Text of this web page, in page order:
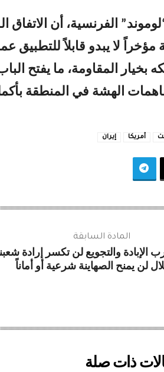
الفرنسية، أن الاتفاق
لا يبدو قابلاً للتطبيق
المقاومة، ما يفتح
الهشة في المنطقة
أمريكا إيران
المادة السابقة
والتجويع لن تكسر إرادة
لن يمنح الصهاينة شرعية أو أماناً
ذات صلة